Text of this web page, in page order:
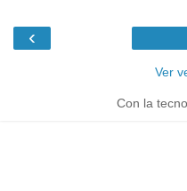
‹
Ver
Con la